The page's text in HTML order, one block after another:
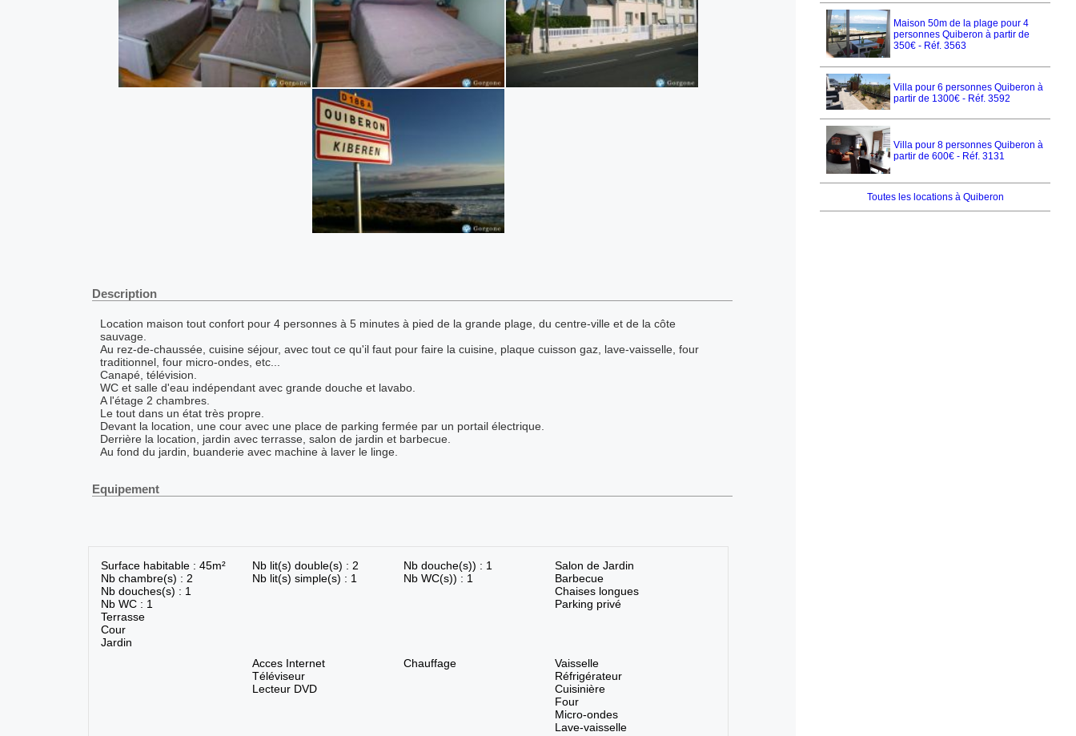
Description
Location maison tout confort pour 4 personnes à 5 minutes à pied de la grande plage, du centre-ville et de la côte
sauvage.
Au rez-de-chaussée, cuisine séjour, avec tout ce qu'il faut pour faire la cuisine, plaque cuisson gaz, lave-vaisselle, four
traditionnel, four micro-ondes, etc...
Canapé, télévision.
WC et salle d'eau indépendant avec grande douche et lavabo.
A l'étage 2 chambres.
Le tout dans un état très propre.
Devant la location, une cour avec une place de parking fermée par un portail électrique.
Derrière la location, jardin avec terrasse, salon de jardin et barbecue.
Au fond du jardin, buanderie avec machine à laver le linge.
Equipement
Surface habitable : 45m²
Nb chambre(s) : 2
Nb douches(s) : 1
Nb WC : 1
Terrasse
Cour
Jardin
Nb lit(s) double(s) : 2
Nb lit(s) simple(s) : 1
Nb douche(s)) : 1
Nb WC(s)) : 1
Salon de Jardin
Barbecue
Chaises longues
Parking privé
Acces Internet
Téléviseur
Lecteur DVD
Chauffage
Vaisselle
Réfrigérateur
Cuisinière
Four
Micro-ondes
Lave-vaisselle
Maison 50m de la plage pour 4
personnes Quiberon à partir de
350€ - Réf. 3563
Villa pour 6 personnes Quiberon à
partir de 1300€ - Réf. 3592
Villa pour 8 personnes Quiberon à
partir de 600€ - Réf. 3131
Toutes les locations à Quiberon